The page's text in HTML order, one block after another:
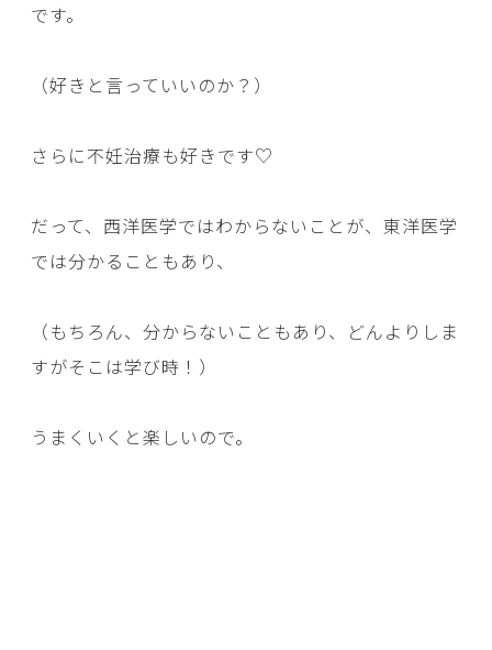
です。
（好きと言っていいのか？）
さらに不妊治療も好きです♡
だって、西洋医学ではわからないことが、東洋医学
では分かることもあり、
（もちろん、分からないこともあり、どんよりしま
すがそこは学び時！）
うまくいくと楽しいので。